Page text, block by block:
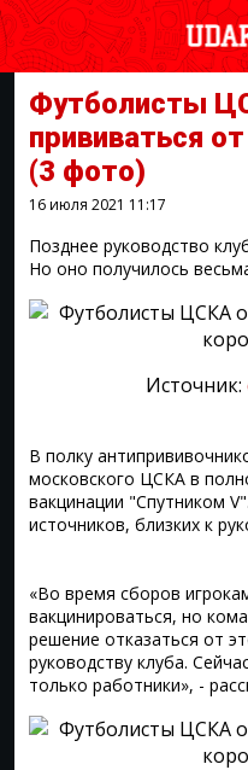
Футболисты
прививаться
(3 фото)
16 июля 2021 11:17
Позднее руководство
Но оно получилось
Источник:
В полку
московского ЦСКА в
вакцинации "Спутником
источников, близких к
«Во время сборов
вакцинироваться, но
решение отказаться от
руководству клуба.
только работники», -